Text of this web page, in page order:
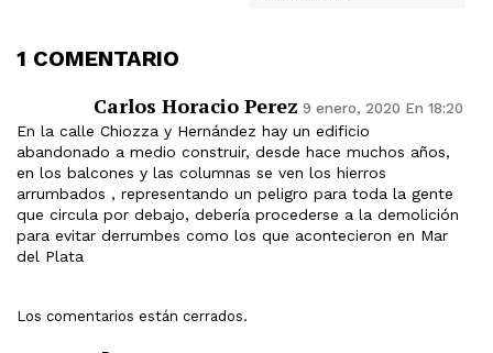
1 COMENTARIO
Carlos Horacio Perez 9 enero, 2020 En 18:20
En la calle Chiozza y Hernández hay un edificio
abandonado a medio construir, desde hace muchos años,
en los balcones y las columnas se ven los hierros
arrumbados , representando un peligro para toda la gente
que circula por debajo, debería procederse a la demolición
para evitar derrumbes como los que acontecieron en Mar
del Plata
Los comentarios están cerrados.